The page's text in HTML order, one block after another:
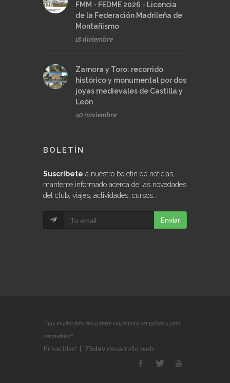
FMM - FEDME 2026 - Licencia
de la Federación Madrileña de
Montañismo
18 diciembre
Zamora y Toro: recorrido
histórico y monumental por dos
joyas medievales de Castilla y
León
20 noviembre
BOLETÍN
Suscríbete a nuestro boletín de noticias,
mantente informado acerca de las novedades
del club, viajes, actividades, cursos...
Enviar
"Hay mucha diferencia entre viajar para ver países y para
ver pueblos"
Privacidad | 75dev desarrollo web